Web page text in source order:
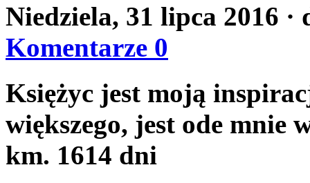
Niedziela, 31 lipca 2016 ·
Komentarze 0
Księżyc jest moją
większego, jest ode mnie
km. 1614 dni